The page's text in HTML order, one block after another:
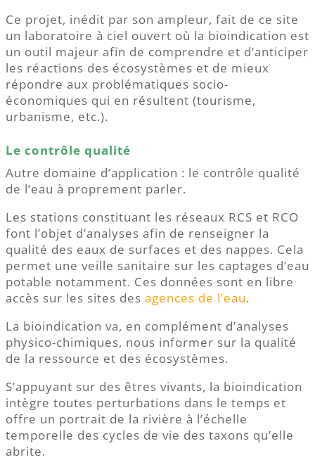
Ce projet, inédit par son ampleur, fait de ce site
un laboratoire à ciel ouvert où la bioindication est
un outil majeur afin de comprendre et d’anticiper
les réactions des écosystèmes et de mieux
répondre aux problématiques socio-
économiques qui en résultent (tourisme,
urbanisme, etc.).
Le contrôle qualité
Autre domaine d’application : le contrôle qualité
de l’eau à proprement parler.
Les stations constituant les réseaux RCS et RCO
font l’objet d’analyses afin de renseigner la
qualité des eaux de surfaces et des nappes. Cela
permet une veille sanitaire sur les captages d’eau
potable notamment. Ces données sont en libre
accès sur les sites des agences de l’eau.
La bioindication va, en complément d’analyses
physico-chimiques, nous informer sur la qualité
de la ressource et des écosystèmes.
S’appuyant sur des êtres vivants, la bioindication
intègre toutes perturbations dans le temps et
offre un portrait de la rivière à l’échelle
temporelle des cycles de vie des taxons qu’elle
abrite.